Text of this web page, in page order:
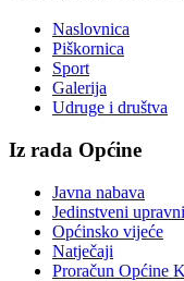
Naslovnica
Piškornica
Sport
Galerija
Udruge i društva
Iz rada Općine
Javna nabava
Jedinstveni
Općinsko vijeće
Natječaji
Proračun Općine